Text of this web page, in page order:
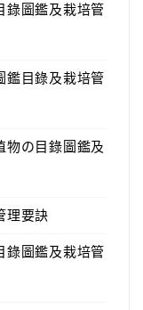
錄圖鑑及栽培管
鑑目錄及栽培管
物の目錄圖鑑及
理要訣
錄圖鑑及栽培管